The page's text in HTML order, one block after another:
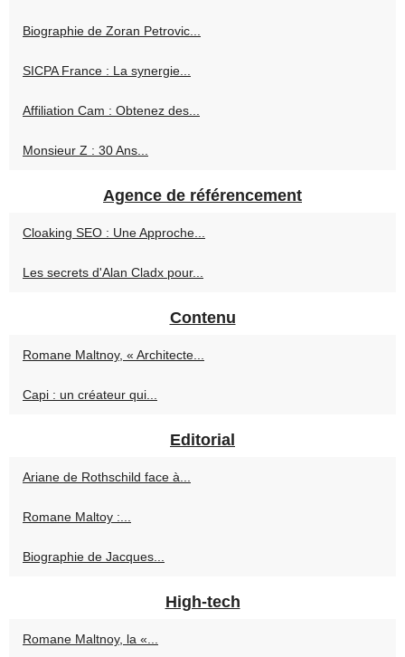
Biographie de Zoran Petrovic...
SICPA France : La synergie...
Affiliation Cam : Obtenez des...
Monsieur Z : 30 Ans...
Agence de référencement
Cloaking SEO : Une Approche...
Les secrets d'Alan Cladx pour...
Contenu
Romane Maltnoy, « Architecte...
Capi : un créateur qui...
Editorial
Ariane de Rothschild face à...
Romane Maltoy :...
Biographie de Jacques...
High-tech
Romane Maltnoy, la «...